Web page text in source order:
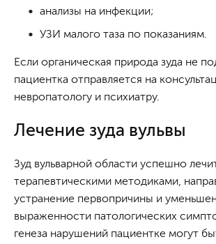
анализы на инфекции;
УЗИ малого таза по показаниям.
Если органическая природа зуда не
пациентка отправляется на
невропатологу и психиатру.
Лечение зуда вульвы
Зуд вульварной области успешно
терапевтическими методиками,
устранение первопричины и
выраженности патологических
генеза нарушений пациентке могут